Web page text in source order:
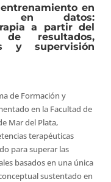
en
en datos:
a partir del
de resultados,
y supervisión
de Formación y
en la Facultad de
Mar del Plata,
terapéuticas
para superar las
basados en una única
sustentado en